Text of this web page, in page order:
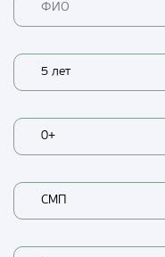
5 лет
0+
СМП